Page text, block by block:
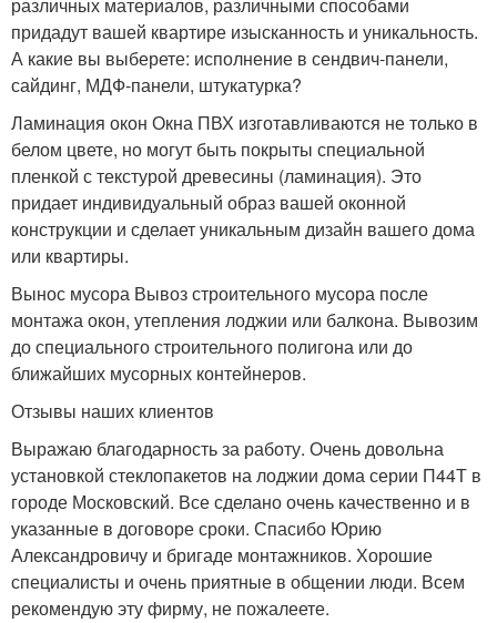
различных материалов, различными способами
придадут вашей квартире изысканность и уникальность.
А какие вы выберете: исполнение в сендвич-панели,
сайдинг, МДФ-панели, штукатурка?
Ламинация окон Окна ПВХ изготавливаются не только в
белом цвете, но могут быть покрыты специальной
пленкой с текстурой древесины (ламинация). Это
придает индивидуальный образ вашей оконной
конструкции и сделает уникальным дизайн вашего дома
или квартиры.
Вынос мусора Вывоз строительного мусора после
монтажа окон, утепления лоджии или балкона. Вывозим
до специального строительного полигона или до
ближайших мусорных контейнеров.
Отзывы наших клиентов
Выражаю благодарность за работу. Очень довольна
установкой стеклопакетов на лоджии дома серии П44Т в
городе Московский. Все сделано очень качественно и в
указанные в договоре сроки. Спасибо Юрию
Александровичу и бригаде монтажников. Хорошие
специалисты и очень приятные в общении люди. Всем
рекомендую эту фирму, не пожалеете.